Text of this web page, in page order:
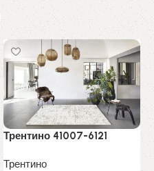
Трентино 41007-6121
Трентино